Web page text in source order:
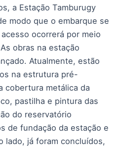
a Estação Tamburugy
modo que o embarque se
ocorrerá por meio
obras na estação
Atualmente, estão
na estrutura pré-
cobertura metálica da
pastilha e pintura das
do reservatório
de fundação da estação e
lado, já foram concluídos,